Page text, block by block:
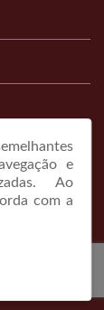
e
Ao
com a